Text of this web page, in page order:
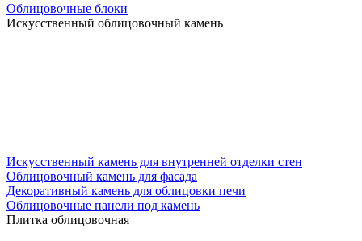
Облицовочные блоки
Искусственный облицовочный камень
Искусственный камень для внутренней отделки стен
Облицовочный камень для фасада
Декоративный камень для облицовки печи
Облицовочные панели под камень
Плитка облицовочная